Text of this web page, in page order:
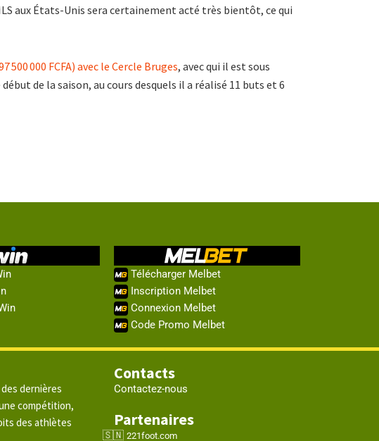
aux États-Unis sera certainement acté très bientôt, ce qui
000 FCFA) avec le Cercle Bruges, avec qui il est sous
de la saison, au cours desquels il a réalisé 11 buts et 6
Télécharger Melbet
Inscription Melbet
Connexion Melbet
Code Promo Melbet
dernières
compétition,
des athlètes
Contacts
Contactez-nous
Partenaires
221foot.com